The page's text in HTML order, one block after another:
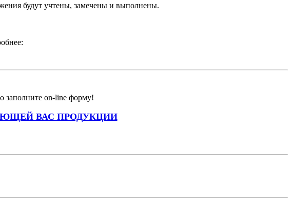
будут учтены, замечены и выполнены.
заполните on-line форму!
ВАС ПРОДУКЦИИ